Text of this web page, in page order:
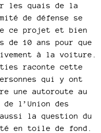
les quais de la
de défense se
ce projet et bien
10 ans pour que
à la voiture.
raconte cette
qui y ont
une autoroute au
l’Union des
la question du
en toile de fond.